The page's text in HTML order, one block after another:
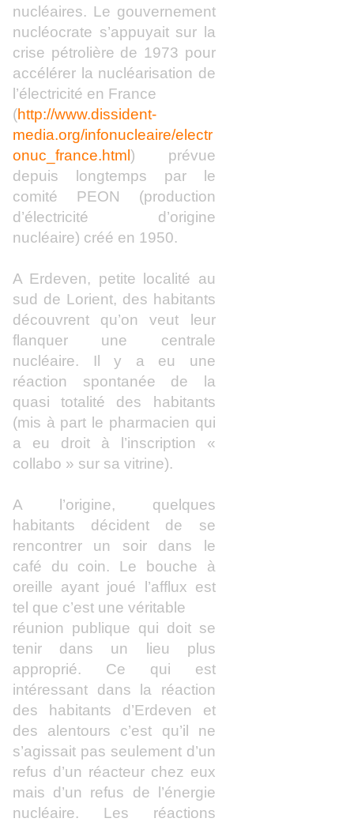
nucléaires. Le gouvernement
nucléocrate s’appuyait sur la
crise pétrolière de 1973 pour
accélérer la nucléarisation de
l’électricité en France
(http://www.dissident-
media.org/infonucleaire/electr
onuc_france.html) prévue
depuis longtemps par le
comité PEON (production
d’électricité d’origine
nucléaire) créé en 1950.
A Erdeven, petite localité au
sud de Lorient, des habitants
découvrent qu’on veut leur
flanquer une centrale
nucléaire. Il y a eu une
réaction spontanée de la
quasi totalité des habitants
(mis à part le pharmacien qui
a eu droit à l’inscription «
collabo » sur sa vitrine).
A l’origine, quelques
habitants décident de se
rencontrer un soir dans le
café du coin. Le bouche à
oreille ayant joué l’afflux est
tel que c’est une véritable
réunion publique qui doit se
tenir dans un lieu plus
approprié. Ce qui est
intéressant dans la réaction
des habitants d’Erdeven et
des alentours c’est qu’il ne
s’agissait pas seulement d’un
refus d’un réacteur chez eux
mais d’un refus de l’énergie
nucléaire. Les réactions